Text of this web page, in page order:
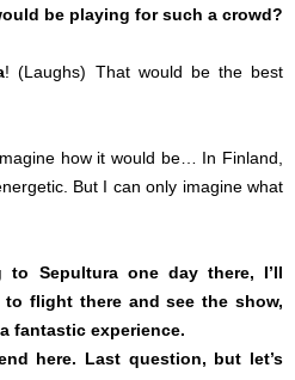
be playing for such a crowd?
! (Laughs) That would be the best
how it would be… In Finland,
But I can only imagine what
to Sepultura one day there, I’ll
flight there and see the show,
fantastic experience.
here. Last question, but let’s